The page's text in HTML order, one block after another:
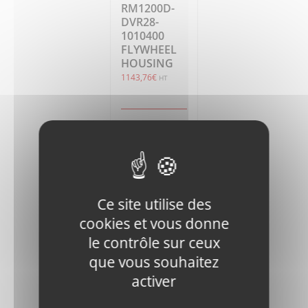
RM1200D-
DVR28-
1010400
FLYWHEEL
HOUSING
1143,76€ HT
panier
RM1200D-
DVR28-
Ce site utilise des
cookies et vous donne
le contrôle sur ceux
que vous souhaitez
activer